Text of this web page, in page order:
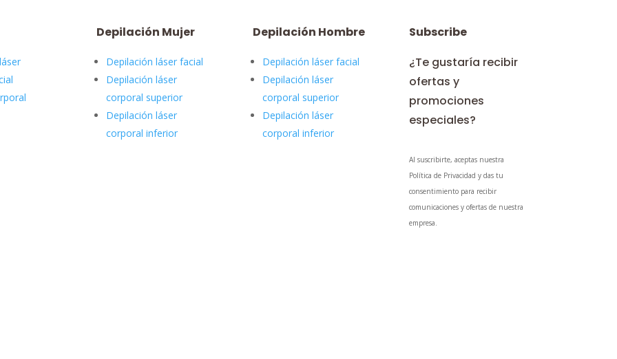
Depilación Mujer
Depilación láser facial
Depilación láser
corporal superior
Depilación láser
corporal inferior
Depilación Hombre
Depilación láser facial
Depilación láser
corporal superior
Depilación láser
corporal inferior
Subscribe
¿Te gustaría recibir
ofertas y
promociones
especiales?
Al suscribirte, aceptas nuestra
Política de Privacidad y das tu
consentimiento para recibir
comunicaciones y ofertas de nuestra
empresa.